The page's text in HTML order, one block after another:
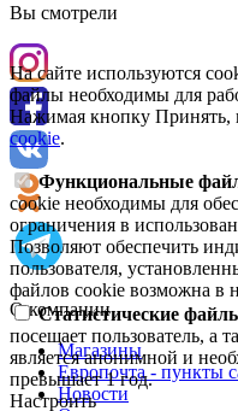
Вы смотрели
На сайте используются
файлы необходимы для
Нажимая кнопку Принять,
cookie.
Функциональные
cookie необходимы для
ограничения в
Позволяют обеспечить
пользователя,
файлов cookie возможна в
Статистические
посещает пользователь, а
является анонимной и
превышает 1 год.
Настроить
О компании
Магазины
Европочта - пункты
Новости